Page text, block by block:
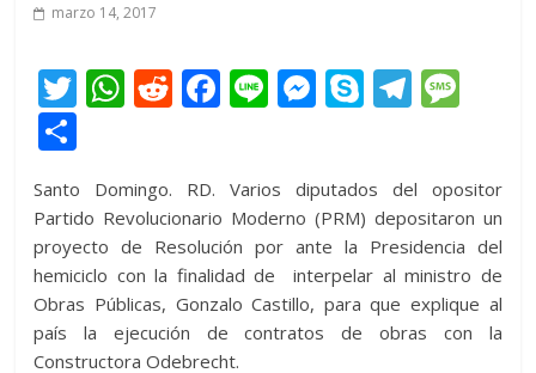
marzo 14, 2017
T
er
W
s
A
p
p
R
di
t
F
b
o
o
k
Li M
e
n
g
er
S
p
e
T
gr
a
m
a
g
e
m
p
ar
ti
r
Santo Domingo. RD. Varios diputados del opositor
Partido Revolucionario Moderno (PRM) depositaron un
proyecto de Resolución por ante la Presidencia del
hemiciclo con la finalidad de interpelar al ministro de
Obras Públicas, Gonzalo Castillo, para que explique al
país la ejecución de contratos de obras con la
Constructora Odebrecht.